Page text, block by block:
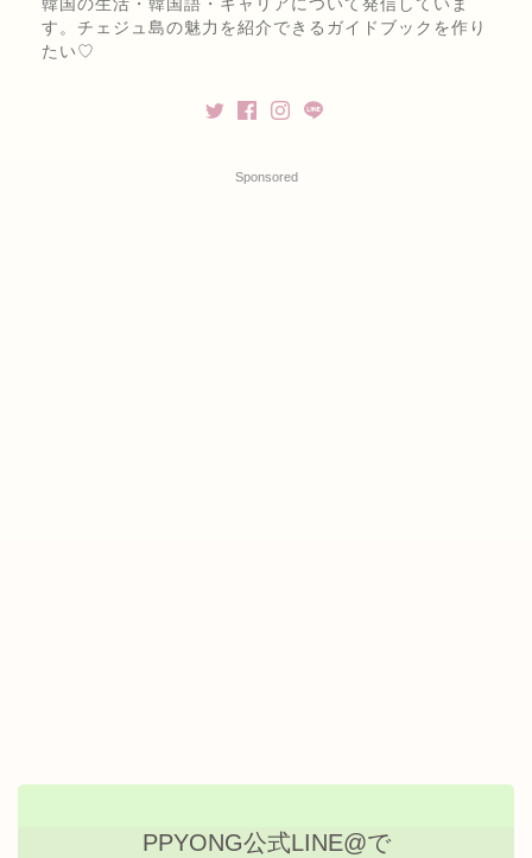
韓国の生活・韓国語・キャリアについて発信していま
す。チェジュ島の魅力を紹介できるガイドブックを作り
たい♡
Sponsored
PPYONG公式LINE@で